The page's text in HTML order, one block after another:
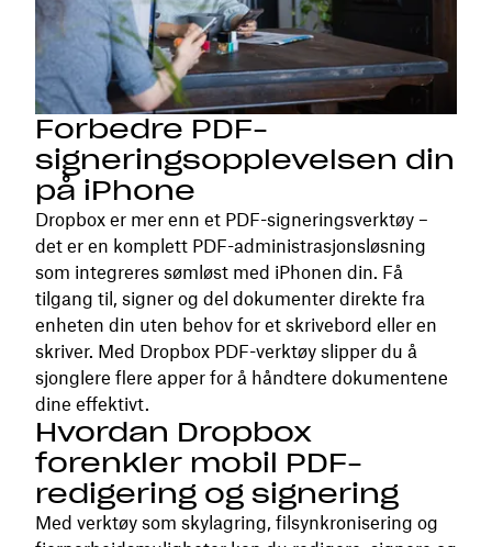
Forbedre PDF-
signeringsopplevelsen din
på iPhone
Dropbox er mer enn et PDF-signeringsverktøy –
det er en komplett PDF-administrasjonsløsning
som integreres sømløst med iPhonen din. Få
tilgang til, signer og del dokumenter direkte fra
enheten din uten behov for et skrivebord eller en
skriver. Med Dropbox PDF-verktøy slipper du å
sjonglere flere apper for å håndtere dokumentene
dine effektivt.
Hvordan Dropbox
forenkler mobil PDF-
redigering og signering
Med verktøy som skylagring, filsynkronisering og